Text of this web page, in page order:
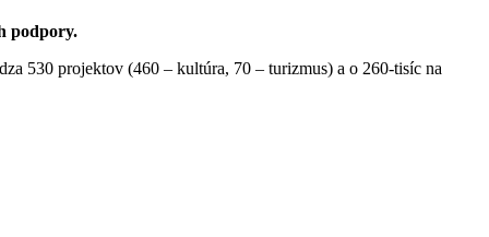
podpory.
530 projektov (460 – kultúra, 70 – turizmus) a o 260-tisíc na